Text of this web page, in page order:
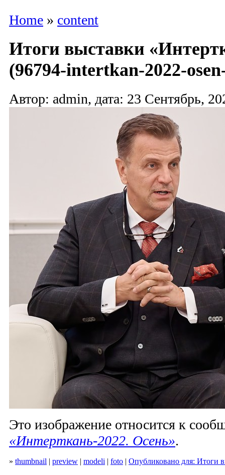
Home » content
Итоги выставки
(96794-intertkan-2022-
Автор: admin, дата: 23 Сентябрь,
Это изображение относится к
«Интерткань-2022. Осень».
» thumbnail | preview | modeli | foto | Опубликовано для: Итоги